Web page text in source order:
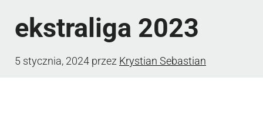
ekstraliga 2023
5 stycznia, 2024 przez Krystian Sebastian